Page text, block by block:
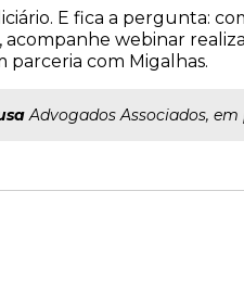
E fica a pergunta:
webinar
parceria com Migalhas.
Advogados Associados,